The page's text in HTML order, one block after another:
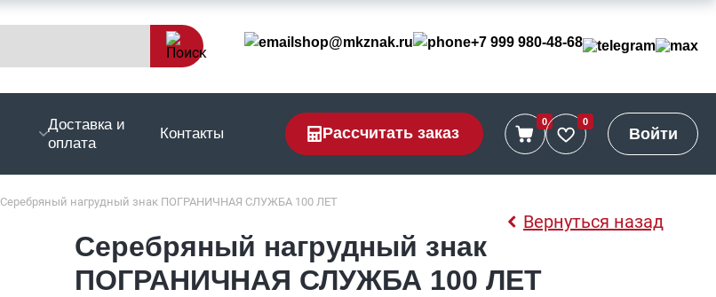
shop@mkznak.ru +7 999 980-48-68
Доставка и
оплата
Контакты Рассчитать заказ
0 0
Войти
Серебряный нагрудный знак ПОГРАНИЧНАЯ СЛУЖБА 100 ЛЕТ
Вернуться назад
Серебряный нагрудный знак
ПОГРАНИЧНАЯ СЛУЖБА 100 ЛЕТ